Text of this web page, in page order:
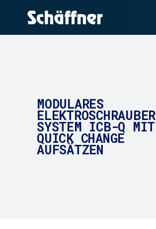
MODULARES
ELEKTROSCHRAUBER
SYSTEM ICB-Q MIT
QUICK CHANGE
AUFSÄTZEN